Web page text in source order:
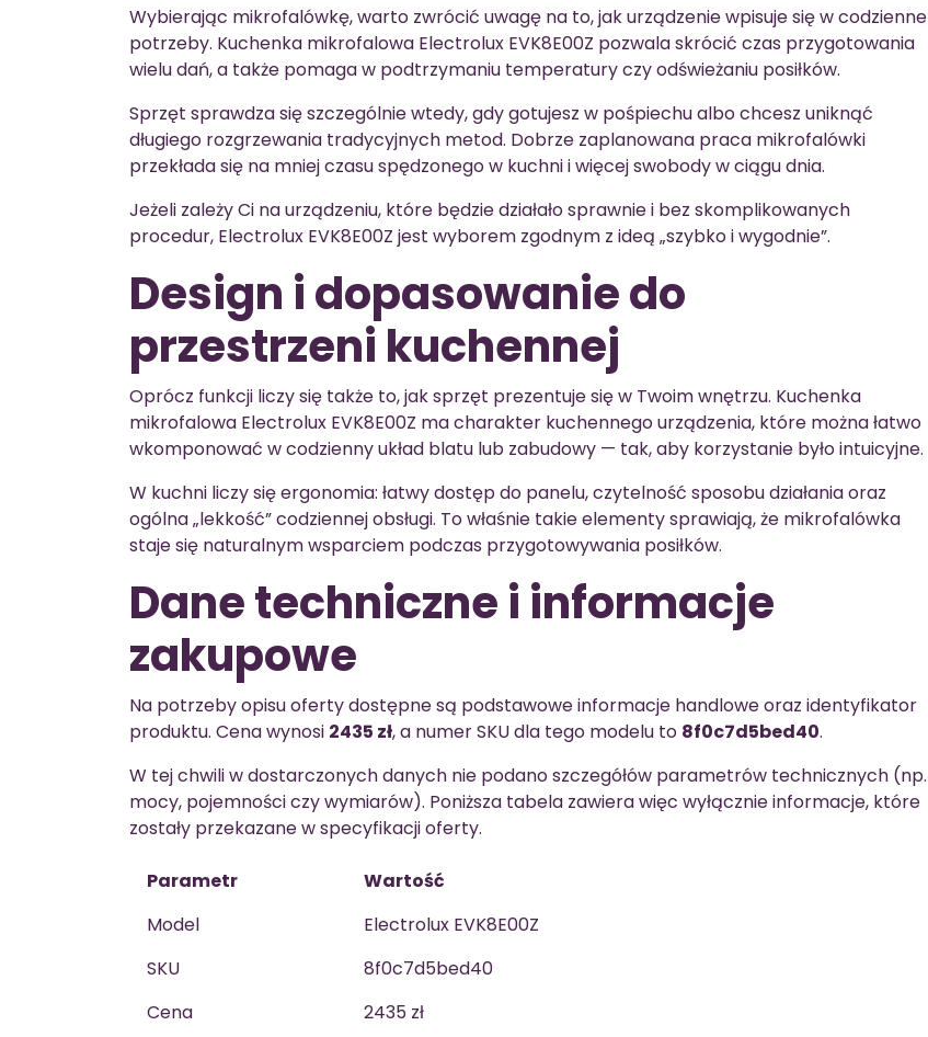
Wybierając mikrofalówkę, warto zwrócić uwagę na to, jak urządzenie wpisuje się w codzienne
potrzeby. Kuchenka mikrofalowa Electrolux EVK8E00Z pozwala skrócić czas przygotowania
wielu dań, a także pomaga w podtrzymaniu temperatury czy odświeżaniu posiłków.
Sprzęt sprawdza się szczególnie wtedy, gdy gotujesz w pośpiechu albo chcesz uniknąć
długiego rozgrzewania tradycyjnych metod. Dobrze zaplanowana praca mikrofalówki
przekłada się na mniej czasu spędzonego w kuchni i więcej swobody w ciągu dnia.
Jeżeli zależy Ci na urządzeniu, które będzie działało sprawnie i bez skomplikowanych
procedur, Electrolux EVK8E00Z jest wyborem zgodnym z ideą „szybko i wygodnie”.
Design i dopasowanie do
przestrzeni kuchennej
Oprócz funkcji liczy się także to, jak sprzęt prezentuje się w Twoim wnętrzu. Kuchenka
mikrofalowa Electrolux EVK8E00Z ma charakter kuchennego urządzenia, które można łatwo
wkomponować w codzienny układ blatu lub zabudowy — tak, aby korzystanie było intuicyjne.
W kuchni liczy się ergonomia: łatwy dostęp do panelu, czytelność sposobu działania oraz
ogólna „lekkość” codziennej obsługi. To właśnie takie elementy sprawiają, że mikrofalówka
staje się naturalnym wsparciem podczas przygotowywania posiłków.
Dane techniczne i informacje
zakupowe
Na potrzeby opisu oferty dostępne są podstawowe informacje handlowe oraz identyfikator
produktu. Cena wynosi 2435 zł, a numer SKU dla tego modelu to 8f0c7d5bed40.
W tej chwili w dostarczonych danych nie podano szczegółów parametrów technicznych (np.
mocy, pojemności czy wymiarów). Poniższa tabela zawiera więc wyłącznie informacje, które
zostały przekazane w specyfikacji oferty.
Parametr
Wartość
Model
Electrolux EVK8E00Z
SKU
8f0c7d5bed40
Cena
2435 zł